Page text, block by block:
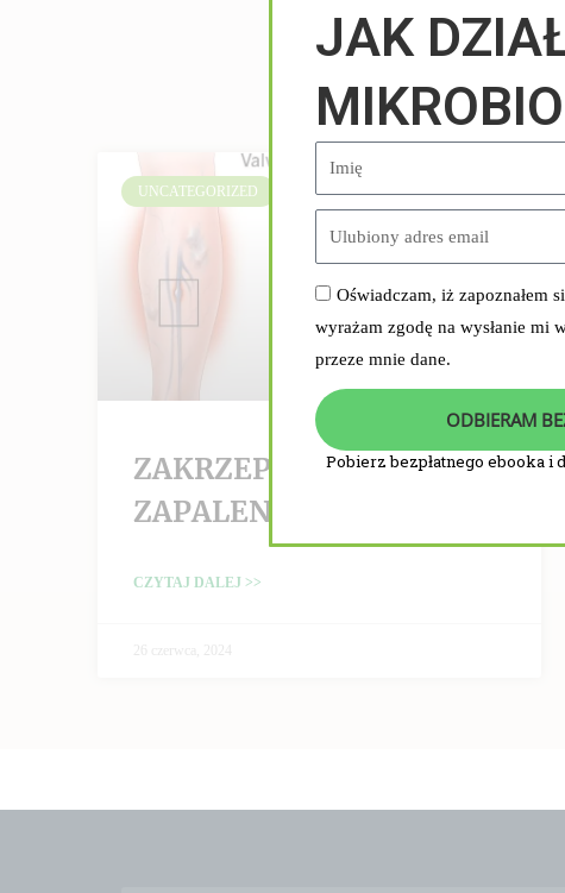
UNCATEGORIZED
ZAKRZEPICA /
ZAPALENIE ŻYŁ
CZYTAJ DALEJ >>
26 czerwca, 2024
JAK
Oświadczam, iż zapoznałem
wyrażam zgodę na wysłanie mi
przeze mnie dane.
ODBIERAM
Pobierz bezpłatnego ebooka i